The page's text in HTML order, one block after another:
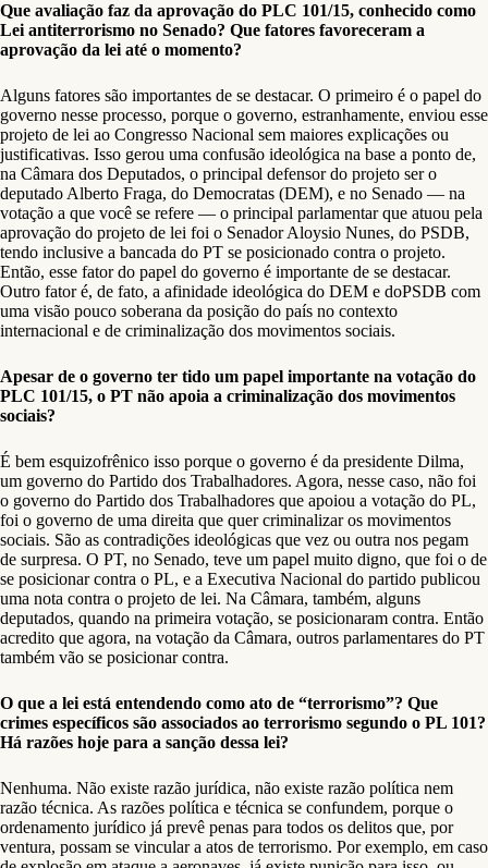
Que avaliação faz da aprovação do PLC 101/15, conhecido como
Lei antiterrorismo no Senado? Que fatores favoreceram a
aprovação da lei até o momento?
Alguns fatores são importantes de se destacar. O primeiro é o papel do
governo nesse processo, porque o governo, estranhamente, enviou esse
projeto de lei ao Congresso Nacional sem maiores explicações ou
justificativas. Isso gerou uma confusão ideológica na base a ponto de,
na Câmara dos Deputados, o principal defensor do projeto ser o
deputado Alberto Fraga, do Democratas (DEM), e no Senado — na
votação a que você se refere — o principal parlamentar que atuou pela
aprovação do projeto de lei foi o Senador Aloysio Nunes, do PSDB,
tendo inclusive a bancada do PT se posicionado contra o projeto.
Então, esse fator do papel do governo é importante de se destacar.
Outro fator é, de fato, a afinidade ideológica do DEM e doPSDB com
uma visão pouco soberana da posição do país no contexto
internacional e de criminalização dos movimentos sociais.
Apesar de o governo ter tido um papel importante na votação do
PLC 101/15, o PT não apoia a criminalização dos movimentos
sociais?
É bem esquizofrênico isso porque o governo é da presidente Dilma,
um governo do Partido dos Trabalhadores. Agora, nesse caso, não foi
o governo do Partido dos Trabalhadores que apoiou a votação do PL,
foi o governo de uma direita que quer criminalizar os movimentos
sociais. São as contradições ideológicas que vez ou outra nos pegam
de surpresa. O PT, no Senado, teve um papel muito digno, que foi o de
se posicionar contra o PL, e a Executiva Nacional do partido publicou
uma nota contra o projeto de lei. Na Câmara, também, alguns
deputados, quando na primeira votação, se posicionaram contra. Então
acredito que agora, na votação da Câmara, outros parlamentares do PT
também vão se posicionar contra.
O que a lei está entendendo como ato de “terrorismo”? Que
crimes específicos são associados ao terrorismo segundo o PL 101?
Há razões hoje para a sanção dessa lei?
Nenhuma. Não existe razão jurídica, não existe razão política nem
razão técnica. As razões política e técnica se confundem, porque o
ordenamento jurídico já prevê penas para todos os delitos que, por
ventura, possam se vincular a atos de terrorismo. Por exemplo, em caso